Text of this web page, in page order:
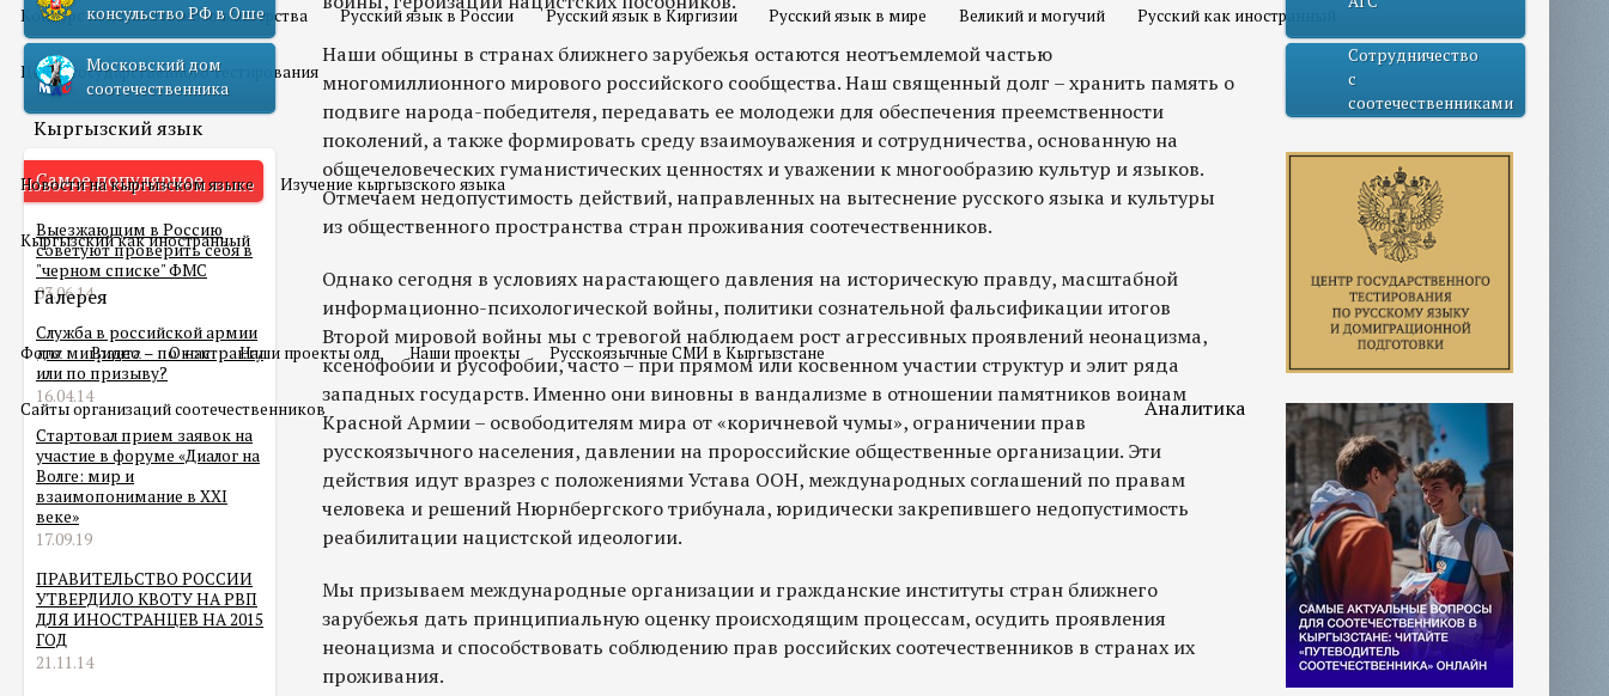
Конкурс педагогического мастерства Русский язык в России Русский язык в Киргизии Русский язык в мире Великий и могучий Русский как иностранный
Центр государственного тестирования
Кыргызский язык
Новости на кыргызском языке Изучение кыргызского языка
Кыргызский как иностранный
Галерея
Фото Видео О нас Наши проекты олд Наши проекты Русскоязычные СМИ в Кыргызстане
Сайты организаций соотечественников Аналитика
консульство РФ в Оше
Московский дом
соотечественника
Самое популярное
Выезжающим в Россию
советуют проверить себя в
"черном списке" ФМС
03.06.14
Служба в российской армии
для мигранта – по контракту
или по призыву?
16.04.14
Стартовал прием заявок на
участие в форуме «Диалог на
Волге: мир и
взаимопонимание в XXI
веке»
17.09.19
ПРАВИТЕЛЬСТВО РОССИИ
УТВЕРДИЛО КВОТУ НА РВП
ДЛЯ ИНОСТРАНЦЕВ НА 2015
ГОД
21.11.14
Наши общины в странах ближнего зарубежья остаются неотъемлемой частью
многомиллионного мирового российского сообщества. Наш священный долг – хранить память о
подвиге народа-победителя, передавать ее молодежи для обеспечения преемственности
поколений, а также формировать среду взаимоуважения и сотрудничества, основанную на
общечеловеческих гуманистических ценностях и уважении к многообразию культур и языков.
Отмечаем недопустимость действий, направленных на вытеснение русского языка и культуры
из общественного пространства стран проживания соотечественников.
Однако сегодня в условиях нарастающего давления на историческую правду, масштабной
информационно-психологической войны, политики сознательной фальсификации итогов
Второй мировой войны мы с тревогой наблюдаем рост агрессивных проявлений неонацизма,
ксенофобии и русофобии, часто – при прямом или косвенном участии структур и элит ряда
западных государств. Именно они виновны в вандализме в отношении памятников воинам
Красной Армии – освободителям мира от «коричневой чумы», ограничении прав
русскоязычного населения, давлении на пророссийские общественные организации. Эти
действия идут вразрез с положениями Устава ООН, международных соглашений по правам
человека и решений Нюрнбергского трибунала, юридически закрепившего недопустимость
реабилитации нацистской идеологии.
Мы призываем международные организации и гражданские институты стран ближнего
зарубежья дать принципиальную оценку происходящим процессам, осудить проявления
неонацизма и способствовать соблюдению прав российских соотечественников в странах их
проживания.
Сотрудничество
с
соотечественниками